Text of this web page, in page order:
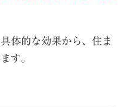
体的な効果から、住ま
す。